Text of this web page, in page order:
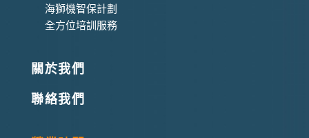
海獅機智保計劃
全方位培訓服務
關於我們
聯絡我們